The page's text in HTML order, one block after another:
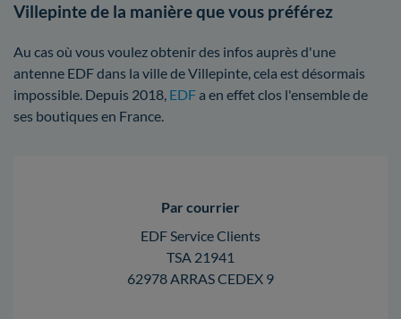
Villepinte de la manière que vous préférez
Au cas où vous voulez obtenir des infos auprès d'une
antenne EDF dans la ville de Villepinte, cela est désormais
impossible. Depuis 2018, EDFa en effet clos l'ensemble de
ses boutiques en France.
Par courrier
EDF Service Clients
TSA 21941
62978 ARRAS CEDEX 9